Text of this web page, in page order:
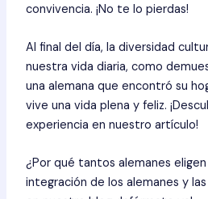
convivencia. ¡No te lo pierdas!
Al final del día, la diversidad
nuestra vida diaria, como
una alemana que encontró su
vive una vida plena y feliz.
experiencia en nuestro artículo!
¿Por qué tantos alemanes eligen
integración de los alemanes y